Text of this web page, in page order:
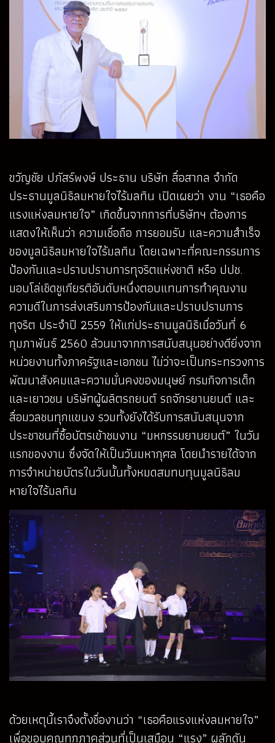
ขวัญชัย ปภัสร์พงษ์ ประธาน บริษัท สื่อสากล จำกัด
ประธานมูลนิธิลมหายใจไร้มลทิน เปิดเผยว่า งาน “เธอคือ
แรงแห่งลมหายใจ” เกิดขึ้นจากการที่บริษัทฯ ต้องการ
แสดงให้เห็นว่า ความเชื่อถือ การยอมรับ และความสำเร็จ
ของมูลนิธิลมหายใจไร้มลทิน โดยเฉพาะที่คณะกรรมการ
ป้องกันและปราบปราบการทุจริตแห่งชาติ หรือ ปปช.
มอบโล่เชิดชูเกียรติอันดับหนึ่งตอบแทนการทำคุณงาม
ความดีในการส่งเสริมการป้องกันและปราบปรามการ
ทุจริต ประจำปี 2559 ให้แก่ประธานมูลนิธิเมื่อวันที่ 6
กุมภาพันธ์ 2560 ล้วนมาจากการสนับสนุนอย่างดียิ่งจาก
หน่วยงานทั้งภาครัฐและเอกชน ไม่ว่าจะเป็นกระทรวงการ
พัฒนาสังคมและความมั่นคงของมนุษย์ กรมกิจการเด็ก
และเยาวชน บริษัทผู้ผลิตรถยนต์ รถจักรยานยนต์ และ
สื่อมวลชนทุกแขนง รวมทั้งยังได้รับการสนับสนุนจาก
ประชาชนที่ซื้อบัตรเข้าชมงาน “มหกรรมยานยนต์” ในวัน
แรกของงาน ซึ่งจัดให้เป็นวันมหากุศล โดยนำรายได้จาก
การจำหน่ายบัตรในวันนั้นทั้งหมดสมทบทุนมูลนิธิลม
หายใจไร้มลทิน
ด้วยเหตุนี้เราจึงตั้งชื่องานว่า “เธอคือแรงแห่งลมหายใจ”
เพื่อขอบคุณทุกภาคส่วนที่เป็นเสมือน “แรง” ผลักดัน